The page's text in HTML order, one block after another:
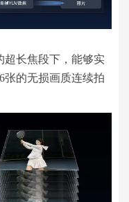
超长焦段下，能够实
张的无损画质连续拍